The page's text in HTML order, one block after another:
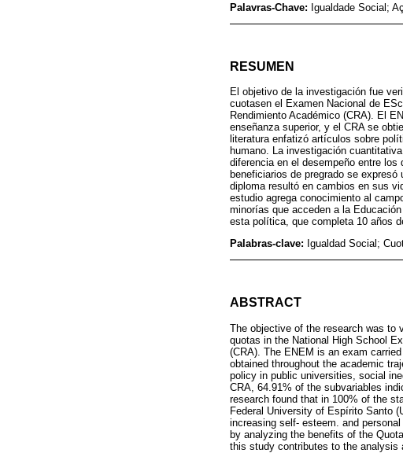
Palavras-Chave: Igualdade Social;
RESUMEN
El objetivo de la investigación fue
cuotasen el Examen Nacional de
Rendimiento Académico (CRA). El
enseñanza superior, y el CRA se
literatura enfatizó artículos sobre
humano. La investigación
diferencia en el desempeño entre
beneficiarios de pregrado se
diploma resultó en cambios en sus
estudio agrega conocimiento al
minorías que acceden a la
esta política, que completa 10 años
Palabras-clave: Igualdad Social;
ABSTRACT
The objective of the research was to
quotas in the National High School
(CRA). The ENEM is an exam
obtained throughout the academic
policy in public universities, social
CRA, 64.91% of the subvariables
research found that in 100% of the
Federal University of Espírito Santo
increasing self- esteem. and
by analyzing the benefits of the
this study contributes to the analysis